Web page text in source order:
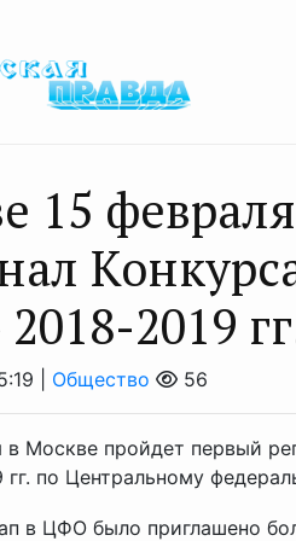
15
2018-2019
| Общество 56
в Москве пройдет первый
по Центральному
в ЦФО было приглашено